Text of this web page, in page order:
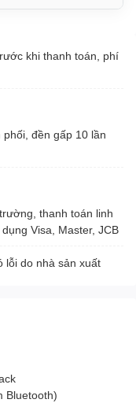
khi thanh toán, phí
đền gấp 10 lần
thanh toán linh
Visa, Master, JCB
lỗi do nhà sản xuất
Bluetooth)